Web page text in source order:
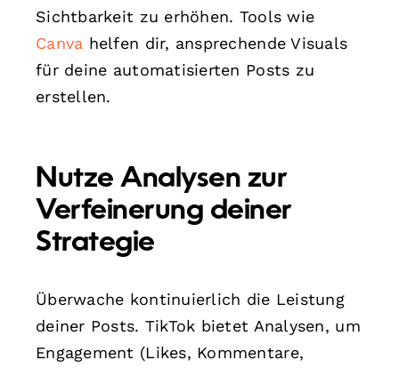
Sichtbarkeit zu erhöhen. Tools wie
Canva helfen dir, ansprechende Visuals
für deine automatisierten Posts zu
erstellen.
Nutze Analysen zur
Verfeinerung deiner
Strategie
Überwache kontinuierlich die Leistung
deiner Posts. TikTok bietet Analysen, um
Engagement (Likes, Kommentare,